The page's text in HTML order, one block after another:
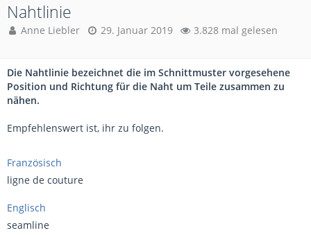
Nahtlinie
Anne Liebler 29. Januar 2019 3.828 mal gelesen
Die Nahtlinie bezeichnet die im Schnittmuster vorgesehene
Position und Richtung für die Naht um Teile zusammen zu
nähen.
Empfehlenswert ist, ihr zu folgen.
Französisch
ligne de couture
Englisch
seamline